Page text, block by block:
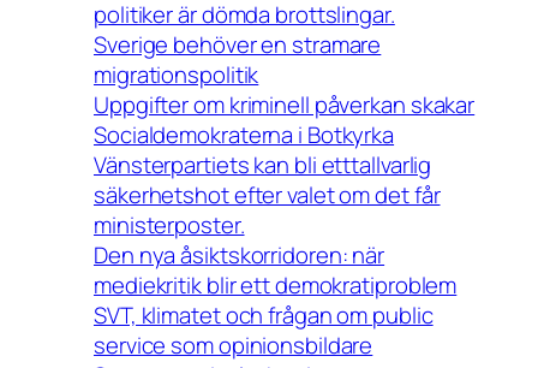
politiker är dömda brottslingar.
Sverige behöver en stramare
migrationspolitik
Uppgifter om kriminell påverkan skakar
Socialdemokraterna i Botkyrka
Vänsterpartiets kan bli etttallvarlig
säkerhetshot efter valet om det får
ministerposter.
Den nya åsiktskorridoren: när
mediekritik blir ett demokratiproblem
SVT, klimatet och frågan om public
service som opinionsbildare